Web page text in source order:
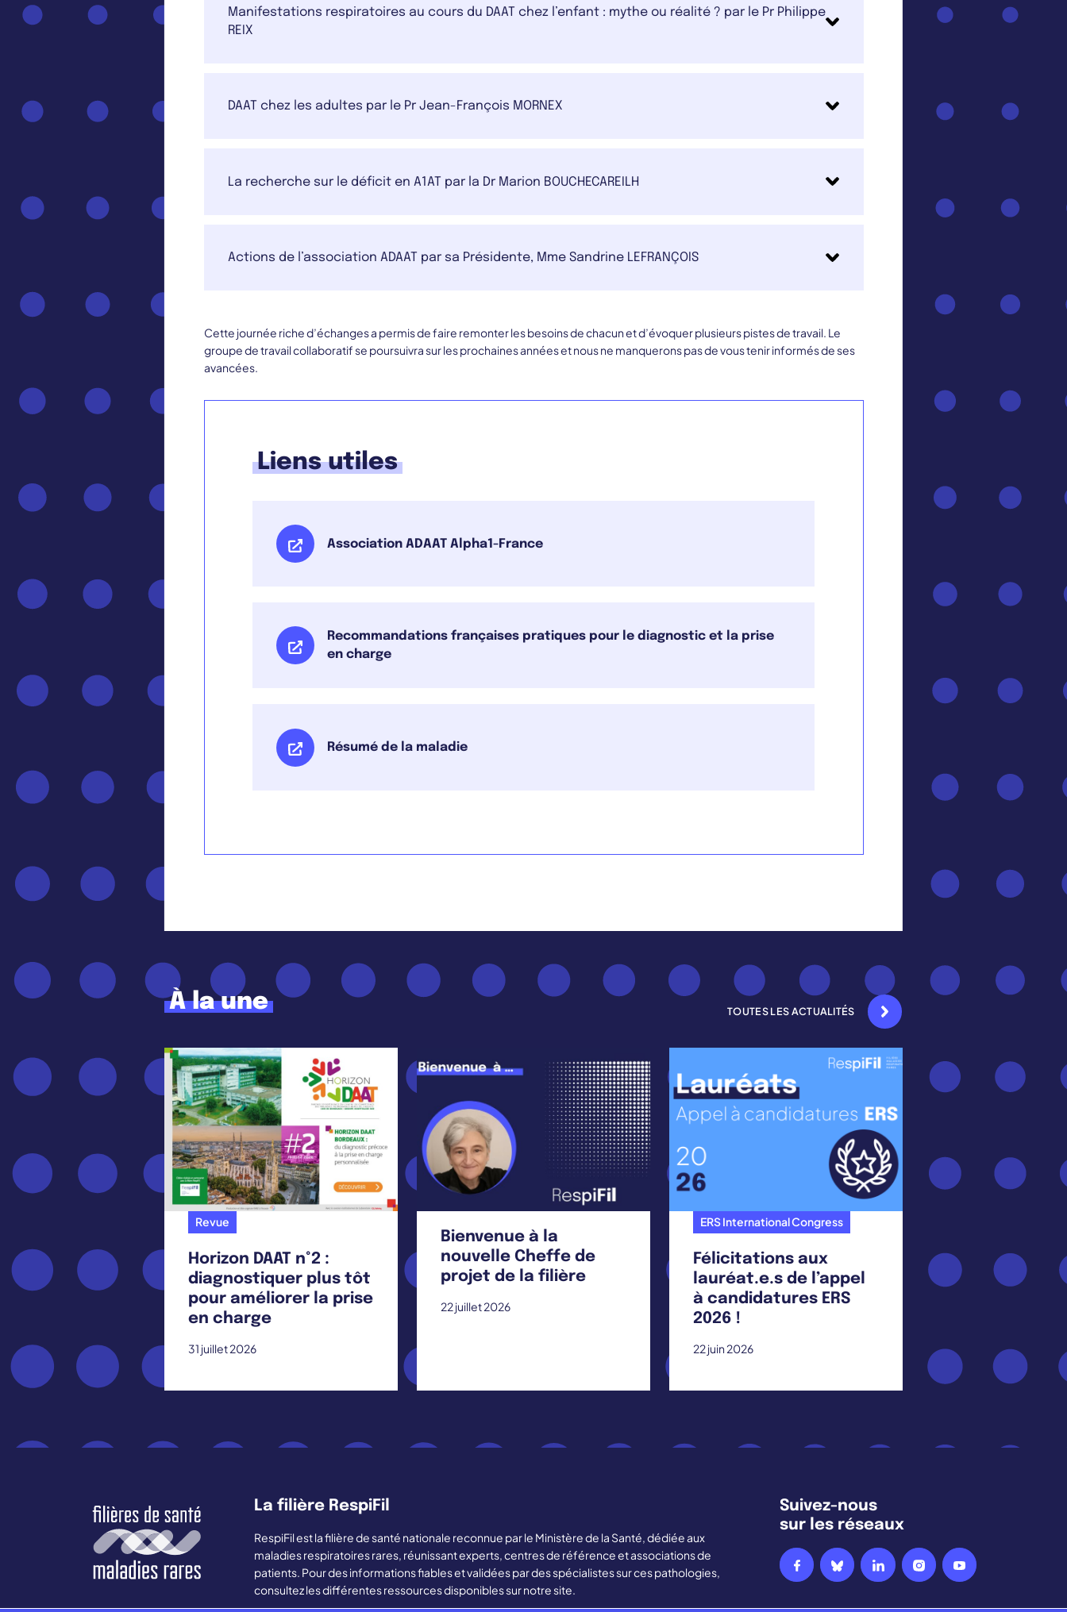
Manifestations respiratoires au cours du DAAT chez l’enfant : mythe ou réalité ? par le Pr Philippe
REIX
DAAT chez les adultes par le Pr Jean-François MORNEX
La recherche sur le déficit en A1AT par la Dr Marion BOUCHECAREILH
Actions de l’association ADAAT par sa Présidente, Mme Sandrine LEFRANÇOIS
Cette journée riche d’échanges a permis de faire remonter les besoins de chacun et d’évoquer plusieurs pistes de travail. Le
groupe de travail collaboratif se poursuivra sur les prochaines années et nous ne manquerons pas de vous tenir informés de ses
avancées.
Liens utiles
Association ADAAT Alpha1-France
Recommandations françaises pratiques pour le diagnostic et la prise
en charge
Résumé de la maladie
À la une TOUTES LES ACTUALITÉS
Revue
Horizon DAAT n°2 :
diagnostiquer plus tôt
pour améliorer la prise
en charge
31 juillet 2026
Bienvenue à la
nouvelle Cheffe de
projet de la filière
22 juillet 2026
ERS International Congress
Félicitations aux
lauréat.e.s de l’appel
à candidatures ERS
2026 !
22 juin 2026
La filière RespiFil
RespiFil est la filière de santé nationale reconnue par le Ministère de la Santé, dédiée aux
maladies respiratoires rares, réunissant experts, centres de référence et associations de
patients. Pour des informations fiables et validées par des spécialistes sur ces pathologies,
consultez les différentes ressources disponibles sur notre site.
Suivez-nous
sur les réseaux